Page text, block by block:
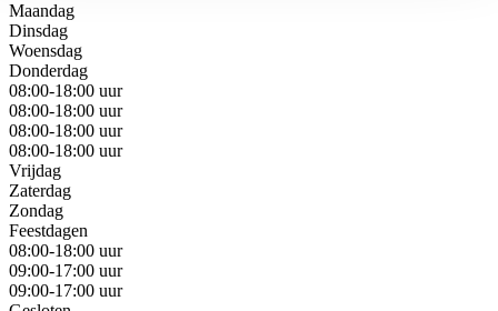
Maandag
Dinsdag
Woensdag
Donderdag
08:00-18:00 uur
08:00-18:00 uur
08:00-18:00 uur
08:00-18:00 uur
Vrijdag
Zaterdag
Zondag
Feestdagen
08:00-18:00 uur
09:00-17:00 uur
09:00-17:00 uur